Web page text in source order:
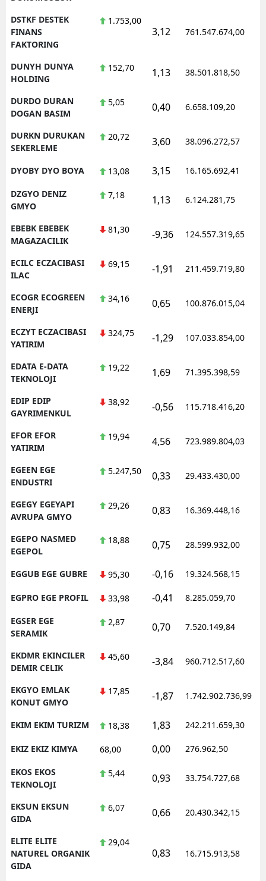
DSTKF DESTEK
FINANS
FAKTORING
1.753,00
3,12 761.547.674,00
DUNYH DUNYA
HOLDING
152,70 1,13 38.501.818,50
DURDO DURAN
DOGAN BASIM
5,05 0,40 6.658.109,20
DURKN DURUKAN
SEKERLEME
20,72 3,60 38.096.272,57
DYOBY DYO BOYA 13,08 3,15 16.165.692,41
DZGYO DENIZ
GMYO
7,18 1,13 6.124.281,75
EBEBK EBEBEK
MAGAZACILIK
81,30 -9,36 124.557.319,65
ECILC ECZACIBASI
ILAC
69,15 -1,91 211.459.719,80
ECOGR ECOGREEN
ENERJI
34,16 0,65 100.876.015,04
ECZYT ECZACIBASI
YATIRIM
324,75 -1,29 107.033.854,00
EDATA E-DATA
TEKNOLOJI
19,22 1,69 71.395.398,59
EDIP EDIP
GAYRIMENKUL
38,92 -0,56 115.718.416,20
EFOR EFOR
YATIRIM
19,94 4,56 723.989.804,03
EGEEN EGE
ENDUSTRI
5.247,50 0,33 29.433.430,00
EGEGY EGEYAPI
AVRUPA GMYO
29,26 0,83 16.369.448,16
EGEPO NASMED
EGEPOL
18,88 0,75 28.599.932,00
EGGUB EGE GUBRE 95,30 -0,16 19.324.568,15
EGPRO EGE PROFIL 33,98 -0,41 8.285.059,70
EGSER EGE
SERAMIK
2,87 0,70 7.520.149,84
EKDMR EKINCILER
DEMIR CELIK
45,60 -3,84 960.712.517,60
EKGYO EMLAK
KONUT GMYO
17,85 -1,87 1.742.902.736,99
EKIM EKIM TURIZM 18,38 1,83 242.211.659,30
EKIZ EKIZ KIMYA 68,00 0,00 276.962,50
EKOS EKOS
TEKNOLOJI
5,44 0,93 33.754.727,68
EKSUN EKSUN
GIDA
6,07 0,66 20.430.342,15
ELITE ELITE
NATUREL ORGANIK
GIDA
29,04
0,83 16.715.913,58